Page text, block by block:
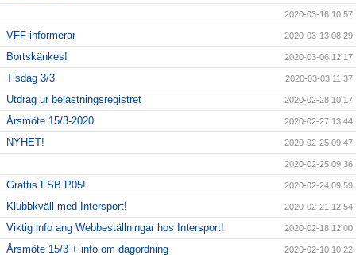
2020-03-16 10:57
VFF informerar 2020-03-13 08:29
Bortskänkes! 2020-03-06 12:17
Tisdag 3/3 2020-03-03 11:37
Utdrag ur belastningsregistret 2020-02-28 10:17
Årsmöte 15/3-2020 2020-02-27 13:44
NYHET! 2020-02-25 09:47
2020-02-25 09:36
Grattis FSB P05! 2020-02-24 09:59
Klubbkväll med Intersport! 2020-02-21 12:54
Viktig info ang Webbeställningar hos Intersport! 2020-02-18 12:00
Årsmöte 15/3 + info om dagordning 2020-02-10 10:22